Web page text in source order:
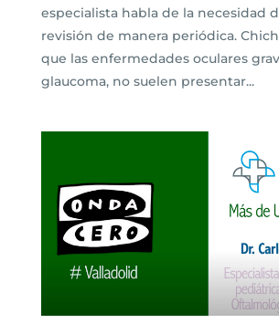
especialista habla de la necesidad
revisión de manera periódica.
que las enfermedades oculares
glaucoma, no suelen presentar...